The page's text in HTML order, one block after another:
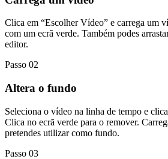
Clica em “Escolher Vídeo” e carrega um
com um ecrã verde. Também podes
editor.
Passo 02
Altera o fundo
Seleciona o vídeo na linha de tempo e
Clica no ecrã verde para o remover.
pretendes utilizar como fundo.
Passo 03